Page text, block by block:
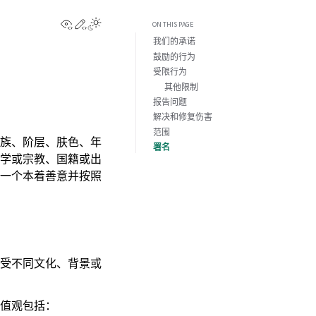
View this page
Edit this page
、阶层、肤色、年
或宗教、国籍或出
个本着善意并按照
不同文化、背景或
观包括：
ON THIS PAGE
我们的承诺
鼓励的行为
受限行为
其他限制
报告问题
解决和修复伤害
范围
署名